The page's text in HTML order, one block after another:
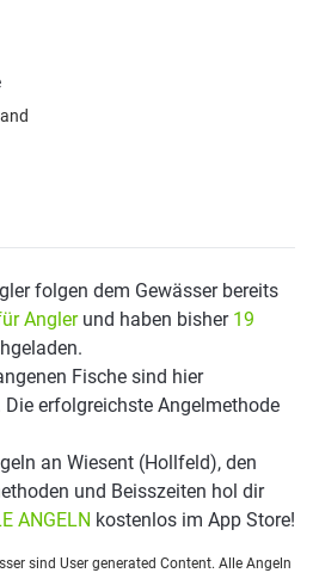
folgen dem Gewässer bereits
Anglerund haben bisher 19
Fische sind hier
erfolgreichste Angelmethode
an Wiesent (Hollfeld), den
und Beisszeiten hol dir
ANGELN kostenlos im App Store!
sind User generated Content. Alle Angeln